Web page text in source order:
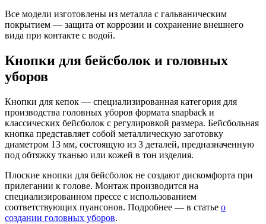
Все модели изготовлены из металла с гальваническим
покрытием — защита от коррозии и сохранение внешнего
вида при контакте с водой.
Кнопки для бейсболок и головных
уборов
Кнопки для кепок — специализированная категория для
производства головных уборов формата snapback и
классических бейсболок с регулировкой размера. Бейсбольная
кнопка представляет собой металлическую заготовку
диаметром 13 мм, состоящую из 3 деталей, предназначенную
под обтяжку тканью или кожей в тон изделия.
Плоские кнопки для бейсболок не создают дискомфорта при
прилегании к голове. Монтаж производится на
специализированном прессе с использованием
соответствующих пуансонов. Подробнее — в статье о
создании головных уборов.